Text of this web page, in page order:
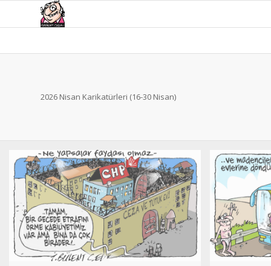
2026 Nisan Karikatürleri (16-30 Nisan)